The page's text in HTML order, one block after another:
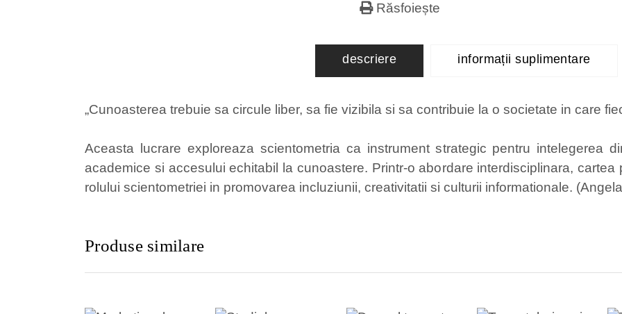
Răsfoiește
descriere informații suplimentare
„Cunoasterea trebuie sa circule liber, sa fie vizibila si sa contribuie la o societate in care
Aceasta lucrare exploreaza scientometria ca instrument strategic pentru intelegerea
academice si accesului echitabil la cunoastere. Printr-o abordare interdisciplinara,
rolului scientometriei in promovarea incluziunii, creativitatii si culturii informationale.
Produse similare